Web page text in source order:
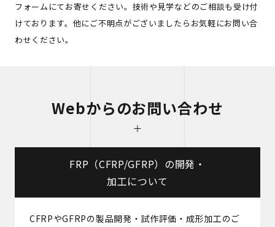
フォームにてお寄せください。技術や見学などのご相談も受け付
けております。他にご不明点がございましたらお気軽にお問い合
わせください。
Webからのお問い合わせ
FRP（CFRP/GFRP）の開発・
加工について
CFRPやGFRPの製品開発・試作評価・成形加工のご